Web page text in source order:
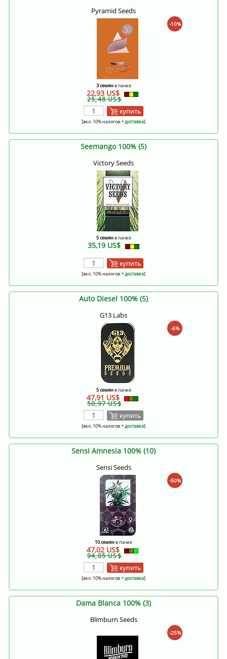
Pyramid Seeds
-10%
3 семянв пачке
22,93 US$
25,48 US$
купить
[вкл. 10% налогов+ доставка]
Seemango 100% (5)
Victory Seeds
5 семянв пачке
35,19 US$
купить
[вкл. 10% налогов+ доставка]
Auto Diesel 100% (5)
G13 Labs
-6%
5 семянв пачке
47,91 US$
50,97 US$
купить
[вкл. 10% налогов+ доставка]
Sensi Amnesia 100% (10)
Sensi Seeds
-50%
10 семянв пачке
47,02 US$
94,05 US$
купить
[вкл. 10% налогов+ доставка]
Dama Blanca 100% (3)
Blimburn Seeds
-25%